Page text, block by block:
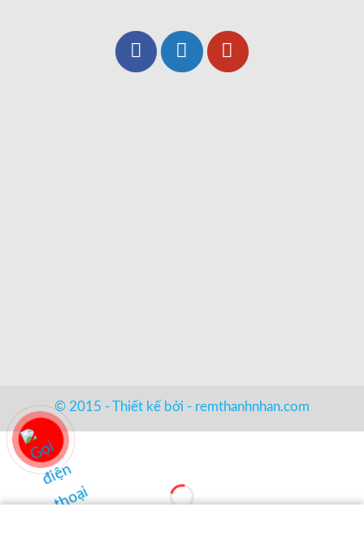
© 2015 - Thiết kế bởi - remthanhnhan.com